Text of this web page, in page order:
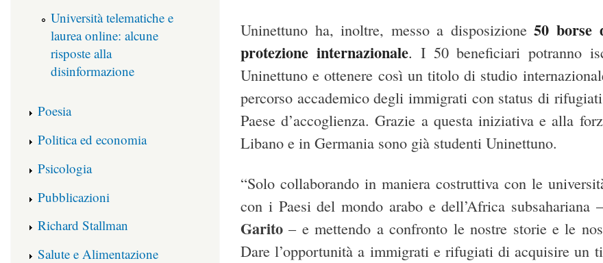
Uninettuno ha, inoltre, messo a disposizione50 borse
protezione internazionale. I 50 beneficiari potranno
Uninettuno e ottenere così un titolo di studio
percorso accademico degli immigrati con status di rifugiati
Paese d’accoglienza. Grazie a questa iniziativa e alla
Libano e in Germania sono già studenti Uninettuno.
“Solo collaborando in maniera costruttiva con le
con i Paesi del mondo arabo e dell’Africa
Garito – e mettendo a confronto le nostre storie e le
Dare l’opportunità a immigrati e rifugiati di acquisire
Università telematiche e
laurea online: alcune
risposte alla
disinformazione
Poesia
Politica ed economia
Psicologia
Pubblicazioni
Richard Stallman
Salute e Alimentazione